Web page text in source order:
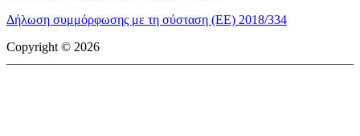
Δήλωση συμμόρφωσης με τη σύσταση (ΕΕ) 2018/334
Copyright © 2026